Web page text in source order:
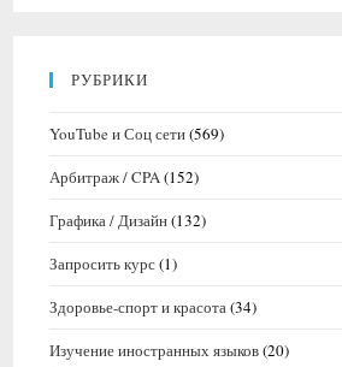
РУБРИКИ
YouTube и Соц сети(569)
Арбитраж / CPA(152)
Графика / Дизайн(132)
Запросить курс(1)
Здоровье-спорт и красота(34)
Изучение иностранных языков(20)